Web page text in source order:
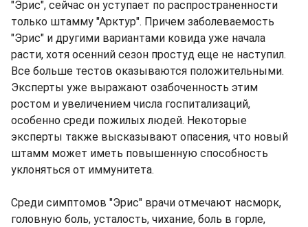
"Эрис", сейчас он уступает по распространенности
только штамму "Арктур". Причем заболеваемость
"Эрис" и другими вариантами ковида уже начала
расти, хотя осенний сезон простуд еще не наступил.
Все больше тестов оказываются положительными.
Эксперты уже выражают озабоченность этим
ростом и увеличением числа госпитализаций,
особенно среди пожилых людей. Некоторые
эксперты также высказывают опасения, что новый
штамм может иметь повышенную способность
уклоняться от иммунитета.
Среди симптомов "Эрис" врачи отмечают насморк,
головную боль, усталость, чихание, боль в горле,